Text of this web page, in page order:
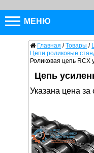
МЕНЮ
Главная / Товары /
Цепи роликовые
Роликовая цепь RCX
Цепь
Указана цена